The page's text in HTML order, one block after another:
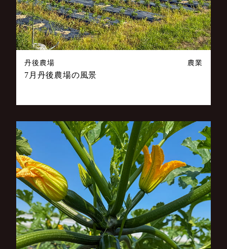
丹後農場 農業
7月丹後農場の風景